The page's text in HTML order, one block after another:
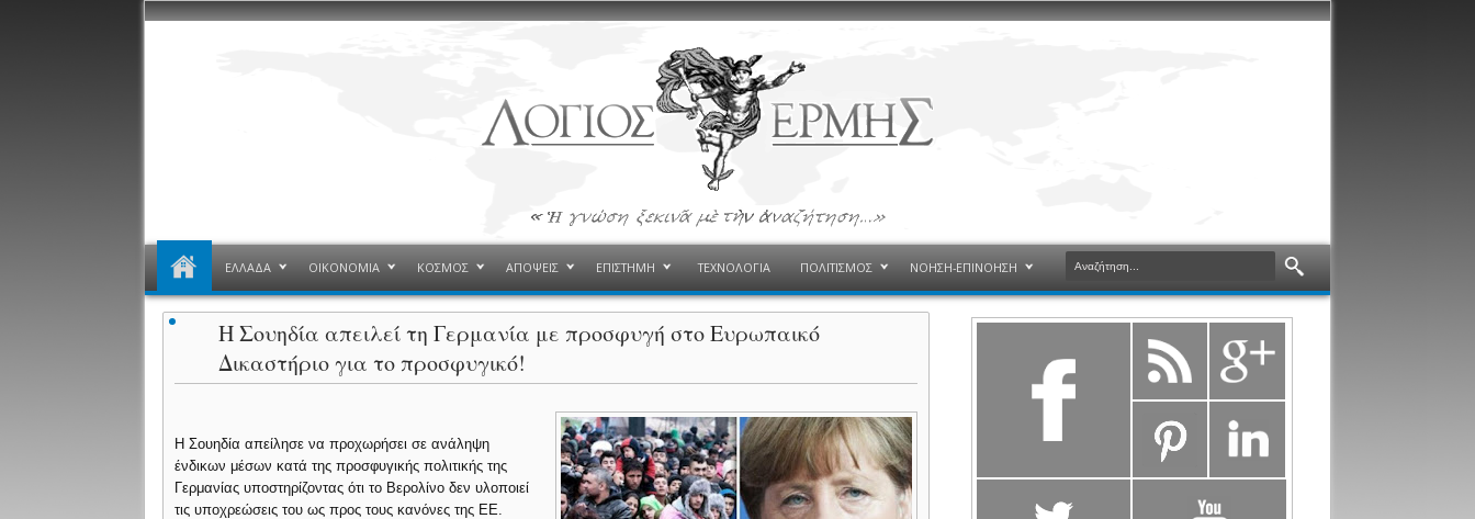
ΕΛΛΑΔΑ ΟΙΚΟΝΟΜΙΑ ΚΟΣΜΟΣ ΑΠΟΨΕΙΣ ΕΠΙΣΤΗΜΗ ΤΕΧΝΟΛΟΓΙΑ ΠΟΛΙΤΙΣΜΟΣ ΝΟΗΣΗ-ΕΠΙΝΟΗΣΗ
Η Σουηδία απειλεί τη Γερμανία με προσφυγή στο Ευρωπαικό
Δικαστήριο για το προσφυγικό!
Η Σουηδία απείλησε να προχωρήσει σε ανάληψη
ένδικων μέσων κατά της προσφυγικής πολιτικής της
Γερμανίας υποστηρίζοντας ότι το Βερολίνο δεν υλοποιεί
τις υποχρεώσεις του ως προς τους κανόνες της ΕΕ.